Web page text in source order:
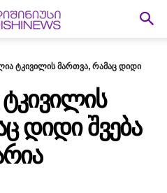
ტკივილის მართვა, რამაც დიდი
ᲓᲘᲓᲘ ᲨᲕᲔᲑᲐ